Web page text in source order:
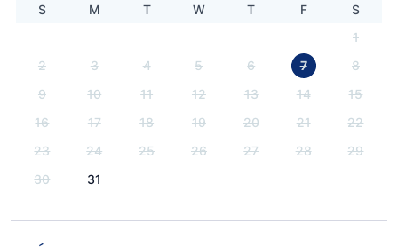
S M T W T F
S
1
2
3 4 5 6 7
8
9
10 11 12 13 14
15
16
17 18 19 20 21
22
23
24 25 26 27 28
29
30
31